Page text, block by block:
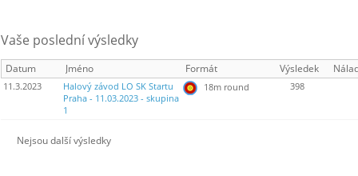
Vaše poslední výsledky
Datum Jméno Formát Výsledek
11.3.2023
Halový závod LO SK Startu
Praha - 11.03.2023 - skupina
1
18m round 398
Nejsou další výsledky